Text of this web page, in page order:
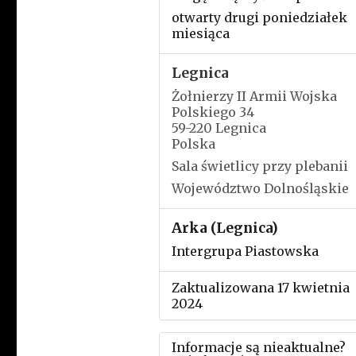
otwarty drugi poniedziałek
miesiąca
Legnica
Żołnierzy II Armii Wojska
Polskiego 34
59-220 Legnica
Polska
Sala świetlicy przy plebanii
Województwo Dolnośląskie
Arka (Legnica)
Intergrupa Piastowska
Zaktualizowana 17 kwietnia
2024
Informacje są nieaktualne?